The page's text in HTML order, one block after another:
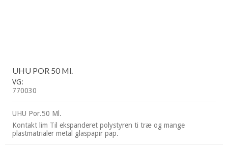
UHU POR 50 Ml.
VG:
770030
UHU Por.50 Ml.
Kontakt lim Til ekspanderet polystyren ti træ og mange
plastmatrialer metal glaspapir pap.